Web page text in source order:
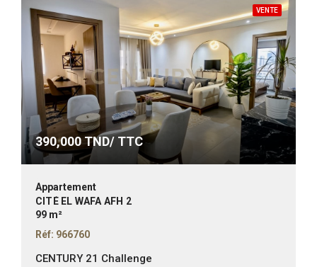
VENTE
390,000 TND/ TTC
Appartement
CITÉ EL WAFA AFH 2
99 m²
Réf: 966760
CENTURY 21 Challenge